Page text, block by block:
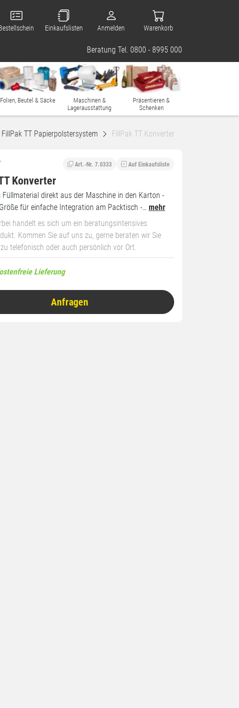
Einkaufslisten Anmelden Warenkorb
Beratung Tel. 0800 - 8995 000
Folien, Beutel & Säcke
Maschinen &
Lagerausstattung
Präsentieren &
Schenken
FillPak TT Papierpolstersystem FillPak TT Konverter
Art.-Nr. 7.0333 Auf Einkaufsliste
Konverter
Füllmaterial direkt aus der Maschine in den Karton -
für einfache Integration am Packtisch -… mehr
handelt es sich um ein beratungsintensives
Kommen Sie auf uns zu, gerne beraten wir Sie
telefonisch oder auch persönlich vor Ort.
Lieferung
Anfragen